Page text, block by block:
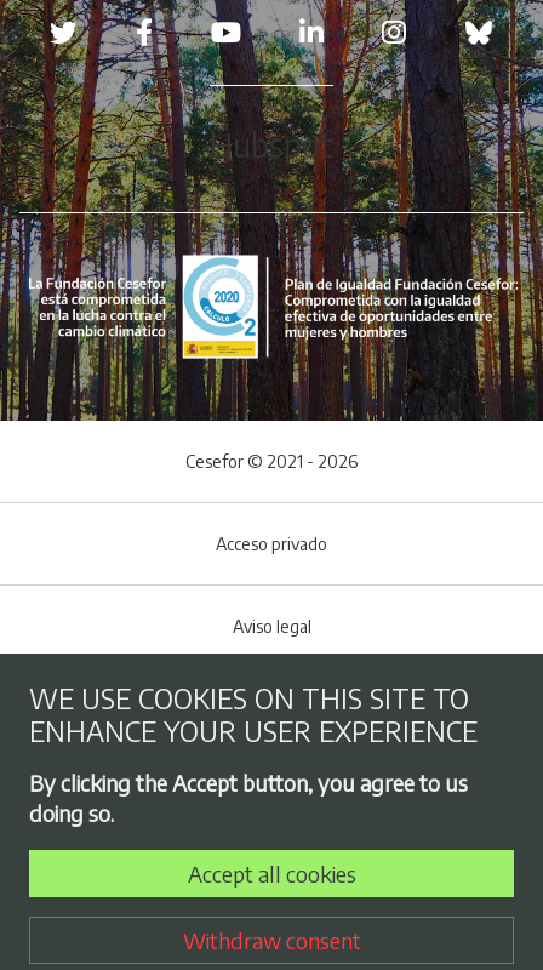
Redes sociales
Hubspot
Footer menu
Cesefor © 2021 - 2026
Acceso privado
Aviso legal
Cookies policy
Privacy Policy
Employment exchange
Contract profile
WE USE COOKIES ON THIS SITE TO
ENHANCE YOUR USER EXPERIENCE
By clicking the Accept button, you agree to us
doing so.
Accept all cookies
Withdraw consent